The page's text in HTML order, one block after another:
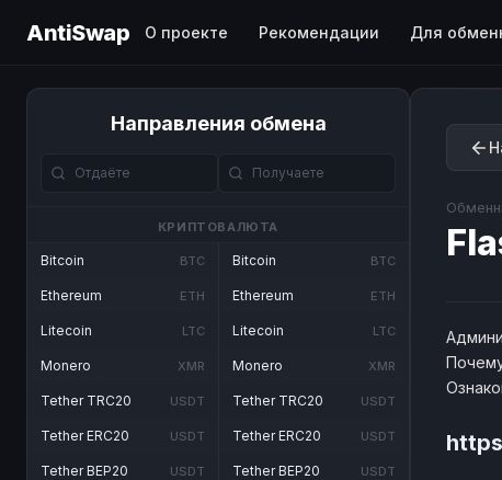
AntiSwap О проекте Рекомендации Для
Направления обмена
КРИПТОВАЛЮТА
Bitcoin BTC
Ethereum ETH
Litecoin LTC
Monero XMR
Tether TRC20 USDT
Tether ERC20 USDT
Tether BEP20 USDT
Bitcoin BTC
Ethereum ETH
Litecoin LTC
Monero XMR
Tether TRC20 USDT
Tether ERC20 USDT
Tether BEP20 USDT